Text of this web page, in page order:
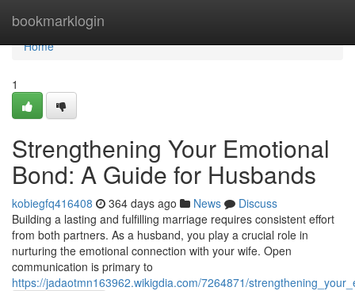
bookmarklogin
Home
Home
1
Strengthening Your Emotional
Bond: A Guide for Husbands
kobiegfq416408 364 days ago News
Discuss
Building a lasting and fulfilling marriage requires consistent effort
from both partners. As a husband, you play a crucial role in
nurturing the emotional connection with your wife. Open
communication is primary to
https://jadaotmn163962.wikigdia.com/7264871/